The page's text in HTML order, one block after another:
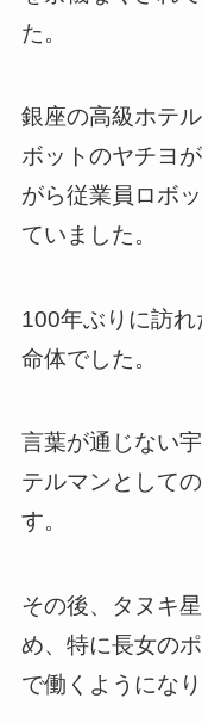
た。
銀座の高級ホテ
ボットのヤチヨ
がら従業員ロボ
ていました。
100年ぶりに訪
命体でした。
言葉が通じない
テルマンとして
す。
その後、タヌキ
め、特に長女の
で働くようになり